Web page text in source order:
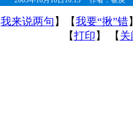
我来说两句 】【我要“揪”错
【打印 】 【 关